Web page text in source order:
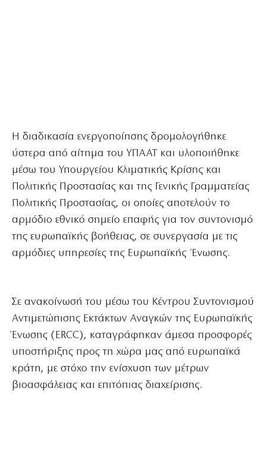
Η διαδικασία ενεργοποίησης δρομολογήθηκε
ύστερα από αίτημα του ΥΠΑΑΤ και υλοποιήθηκε
μέσω του Υπουργείου Κλιματικής Κρίσης και
Πολιτικής Προστασίας και της Γενικής Γραμματείας
Πολιτικής Προστασίας, οι οποίες αποτελούν το
αρμόδιο εθνικό σημείο επαφής για τον συντονισμό
της ευρωπαϊκής βοήθειας, σε συνεργασία με τις
αρμόδιες υπηρεσίες της Ευρωπαϊκής Ένωσης.
Σε ανακοίνωσή του μέσω του Κέντρου Συντονισμού
Αντιμετώπισης Εκτάκτων Αναγκών της Ευρωπαϊκής
Ένωσης (ERCC), καταγράφηκαν άμεσα προσφορές
υποστήριξης προς τη χώρα μας από ευρωπαϊκά
κράτη, με στόχο την ενίσχυση των μέτρων
βιοασφάλειας και επιτόπιας διαχείρισης.